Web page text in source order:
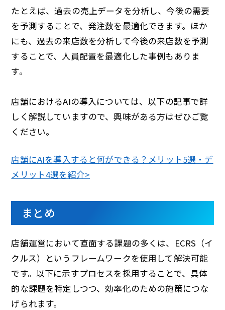
たとえば、過去の売上データを分析し、今後の需要
を予測することで、発注数を最適化できます。ほか
にも、過去の来店数を分析して今後の来店数を予測
することで、人員配置を最適化した事例もありま
す。
店舗におけるAIの導入については、以下の記事で詳
しく解説していますので、興味がある方はぜひご覧
ください。
店舗にAIを導入すると何ができる？メリット5選・デ
メリット4選を紹介>
まとめ
店舗運営において直面する課題の多くは、ECRS（イ
クルス）というフレームワークを使用して解決可能
です。以下に示すプロセスを採用することで、具体
的な課題を特定しつつ、効率化のための施策につな
げられます。